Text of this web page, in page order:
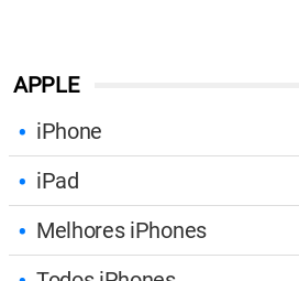
APPLE
iPhone
iPad
Melhores iPhones